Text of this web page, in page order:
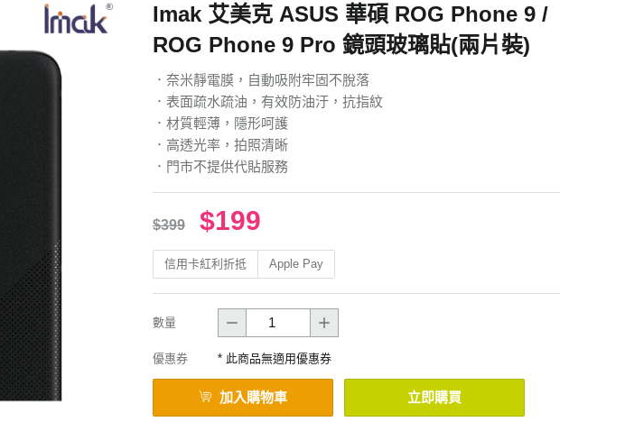
Imak 艾美克 ASUS 華碩 ROG Phone 9 /
ROG Phone 9 Pro 鏡頭玻璃貼(兩片裝)
．奈米靜電膜，自動吸附牢固不脫落
．表面疏水疏油，有效防油汙，抗指紋
．材質輕薄，隱形呵護
．高透光率，拍照清晰
．門市不提供代貼服務
$399 $199
信用卡紅利折抵 Apple Pay
數量
優惠券 * 此商品無適用優惠券
加入購物車 立即購買